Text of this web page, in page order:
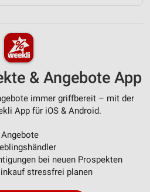
& Angebote App
immer griffbereit – mit der
App für iOS & Android.
bei neuen Prospekten
stressfrei planen